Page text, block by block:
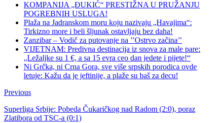
KOMPANIJA „ĐUKIĆ“ PRESTIŽNA U PRUŽANJU
POGREBNIH USLUGA!
Plaža na Jadranskom moru koju nazivaju „Havajima“:
Tirkizno more i beli šljunak ostavljaju bez daha!
Zanzibar – Vodič za putovanje na ’’Ostrvo začina’’
VIJETNAM: Predivna destinacija iz snova za male pare:
„Ležaljke su 1 €, a sa 15 evra ceo dan jedete i pijete!“
Ni Grčka, ni Crna Gora, sve više srpskih porodica ovde
letuje: Kažu da je jeftinije, a plaže su baš za decu!
Previous
Superliga Srbije: Pobeda Čukaričkog nad Radom (2:0), poraz
Zlatibora od TSC-a (0:1)